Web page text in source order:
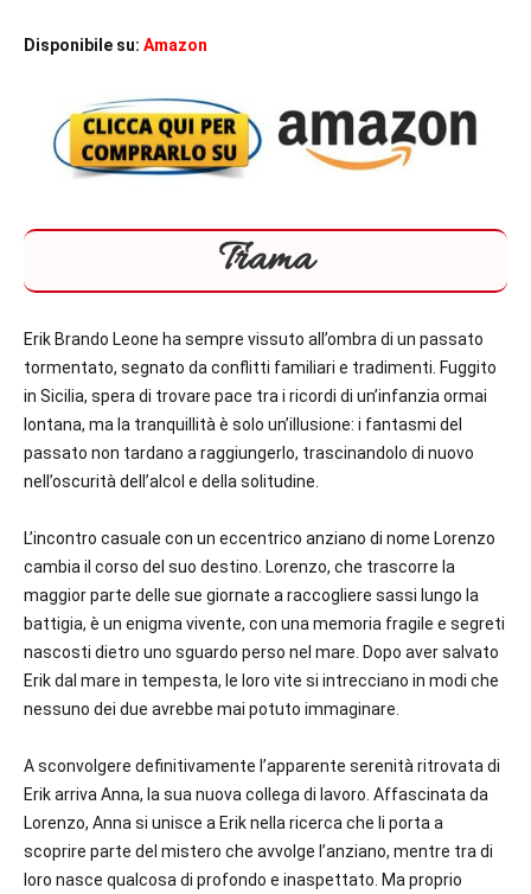
Disponibile su: Amazon
Trama
Erik Brando Leone ha sempre vissuto all’ombra di un passato
tormentato, segnato da conflitti familiari e tradimenti. Fuggito
in Sicilia, spera di trovare pace tra i ricordi di un’infanzia ormai
lontana, ma la tranquillità è solo un’illusione: i fantasmi del
passato non tardano a raggiungerlo, trascinandolo di nuovo
nell’oscurità dell’alcol e della solitudine.
L’incontro casuale con un eccentrico anziano di nome Lorenzo
cambia il corso del suo destino. Lorenzo, che trascorre la
maggior parte delle sue giornate a raccogliere sassi lungo la
battigia, è un enigma vivente, con una memoria fragile e segreti
nascosti dietro uno sguardo perso nel mare. Dopo aver salvato
Erik dal mare in tempesta, le loro vite si intrecciano in modi che
nessuno dei due avrebbe mai potuto immaginare.
A sconvolgere definitivamente l’apparente serenità ritrovata di
Erik arriva Anna, la sua nuova collega di lavoro. Affascinata da
Lorenzo, Anna si unisce a Erik nella ricerca che li porta a
scoprire parte del mistero che avvolge l’anziano, mentre tra di
loro nasce qualcosa di profondo e inaspettato. Ma proprio